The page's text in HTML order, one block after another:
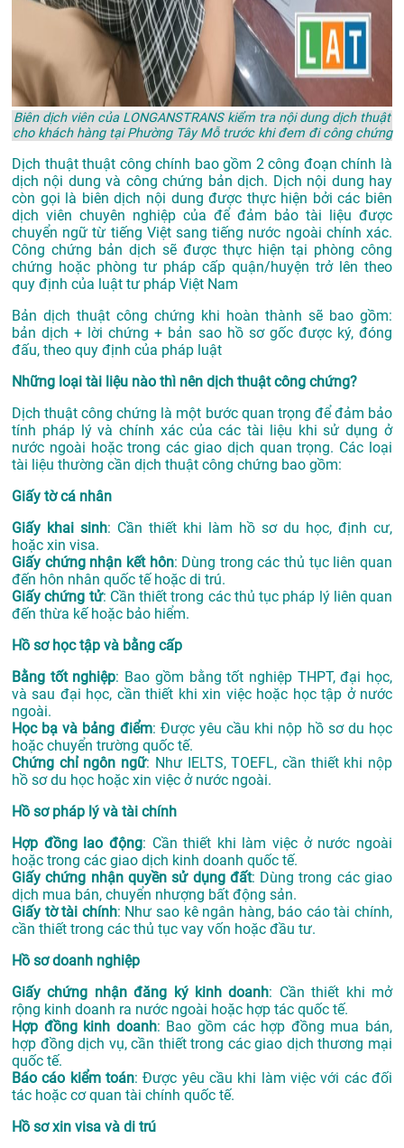
Biên dịch viên của LONGANSTRANS kiểm tra nội dung dịch thuật
cho khách hàng tại Phường Tây Mỗ trước khi đem đi công chứng
Dịch thuật thuật công chính bao gồm 2 công đoạn chính là
dịch nội dung và công chứng bản dịch. Dịch nội dung hay
còn gọi là biên dịch nội dung được thực hiện bởi các biên
dịch viên chuyên nghiệp của để đảm bảo tài liệu được
chuyển ngữ từ tiếng Việt sang tiếng nước ngoài chính xác.
Công chứng bản dịch sẽ được thực hiện tại phòng công
chứng hoặc phòng tư pháp cấp quận/huyện trở lên theo
quy định của luật tư pháp Việt Nam
Bản dịch thuật công chứng khi hoàn thành sẽ bao gồm:
bản dịch + lời chứng + bản sao hồ sơ gốc được ký, đóng
đấu, theo quy định của pháp luật
Những loại tài liệu nào thì nên dịch thuật công chứng?
Dịch thuật công chứng là một bước quan trọng để đảm bảo
tính pháp lý và chính xác của các tài liệu khi sử dụng ở
nước ngoài hoặc trong các giao dịch quan trọng. Các loại
tài liệu thường cần dịch thuật công chứng bao gồm:
Giấy tờ cá nhân
Giấy khai sinh: Cần thiết khi làm hồ sơ du học, định cư,
hoặc xin visa.
Giấy chứng nhận kết hôn: Dùng trong các thủ tục liên quan
đến hôn nhân quốc tế hoặc di trú.
Giấy chứng tử: Cần thiết trong các thủ tục pháp lý liên quan
đến thừa kế hoặc bảo hiểm.
Hồ sơ học tập và bằng cấp
Bằng tốt nghiệp: Bao gồm bằng tốt nghiệp THPT, đại học,
và sau đại học, cần thiết khi xin việc hoặc học tập ở nước
ngoài.
Học bạ và bảng điểm: Được yêu cầu khi nộp hồ sơ du học
hoặc chuyển trường quốc tế.
Chứng chỉ ngôn ngữ: Như IELTS, TOEFL, cần thiết khi nộp
hồ sơ du học hoặc xin việc ở nước ngoài.
Hồ sơ pháp lý và tài chính
Hợp đồng lao động: Cần thiết khi làm việc ở nước ngoài
hoặc trong các giao dịch kinh doanh quốc tế.
Giấy chứng nhận quyền sử dụng đất: Dùng trong các giao
dịch mua bán, chuyển nhượng bất động sản.
Giấy tờ tài chính: Như sao kê ngân hàng, báo cáo tài chính,
cần thiết trong các thủ tục vay vốn hoặc đầu tư.
Hồ sơ doanh nghiệp
Giấy chứng nhận đăng ký kinh doanh: Cần thiết khi mở
rộng kinh doanh ra nước ngoài hoặc hợp tác quốc tế.
Hợp đồng kinh doanh: Bao gồm các hợp đồng mua bán,
hợp đồng dịch vụ, cần thiết trong các giao dịch thương mại
quốc tế.
Báo cáo kiểm toán: Được yêu cầu khi làm việc với các đối
tác hoặc cơ quan tài chính quốc tế.
Hồ sơ xin visa và di trú